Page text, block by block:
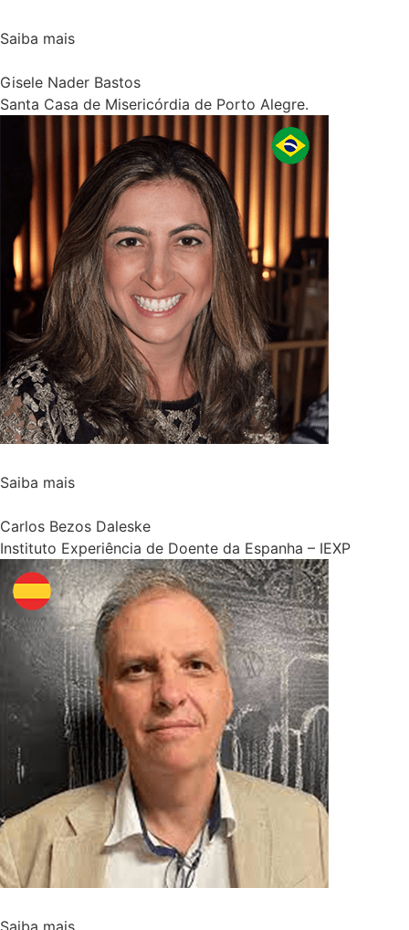
Saiba mais
Gisele Nader Bastos
Santa Casa de Misericórdia de Porto Alegre.
Saiba mais
Carlos Bezos Daleske
Instituto Experiência de Doente da Espanha – IEXP